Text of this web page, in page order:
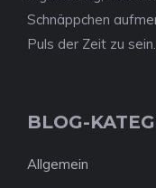
Schnäppchen
Puls der Zeit zu sein.
BLOG-
Allgemein